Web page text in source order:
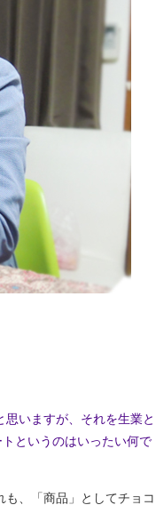
いますが、それを生業と
というのはいったい何で
、「商品」としてチョコ